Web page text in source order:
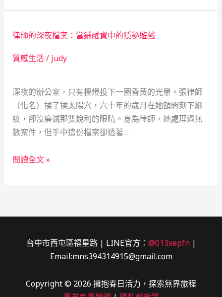
碼
機
到
資
轉
機：
一
位
開
律師的深夜檔案：當鋪融資中的隱秘遊戲
質感生活/ judy
深夜的辦公室，只有檯燈投下一圈昏黃的光暈。張律師
（化名）揉了揉太陽穴，六十年的歲月在她額間刻下細
紋，卻沒磨滅那雙銳利的眼睛。身為律師，她處理過無
數案件，但手中這份檔案卻透著…
律
案：
閱讀全文 »
台中市西屯區福星路 | LINE官方： @013xepfn|
Email:mns394314915@gmail.com
Copyright © 2026 擁抱春日活力，探索無界旅程